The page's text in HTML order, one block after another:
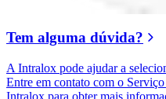
Tem alguma dúvida?
A Intralox pode ajudar a
Entre em contato com o
Intralox para obter mais